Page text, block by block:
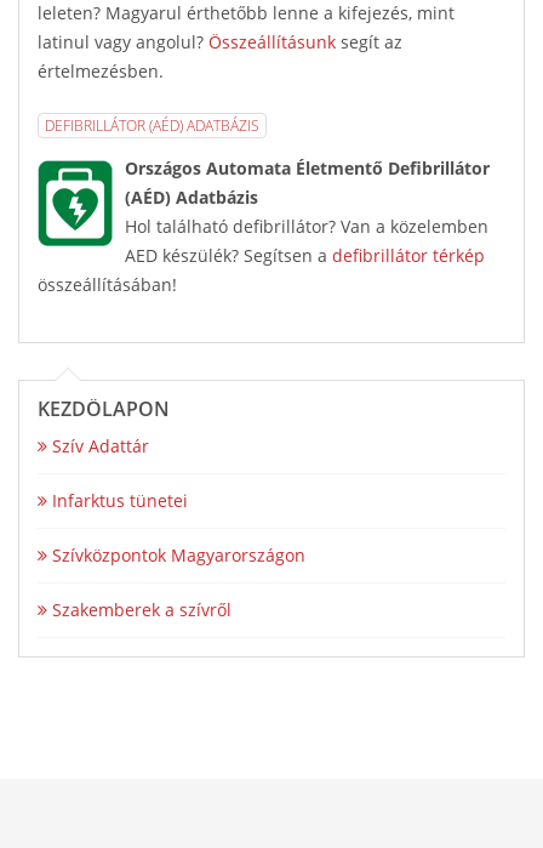
leleten? Magyarul érthetőbb lenne a kifejezés, mint
latinul vagy angolul? Összeállításunk segít az
értelmezésben.
DEFIBRILLÁTOR (AÉD) ADATBÁZIS
Országos Automata Életmentő Defibrillátor
(AÉD) Adatbázis
Hol található defibrillátor? Van a közelemben
AED készülék? Segítsen a defibrillátor térkép
összeállításában!
KEZDŐLAPON
Szív Adattár
Infarktus tünetei
Szívközpontok Magyarországon
Szakemberek a szívről